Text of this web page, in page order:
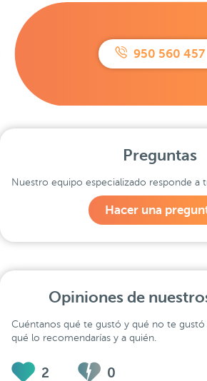
950 560 457
Preguntas
Nuestro equipo especializado responde a
Hacer una
Opiniones de
Cuéntanos qué te gustó y qué no te
qué lo recomendarías y a quién.
2 0